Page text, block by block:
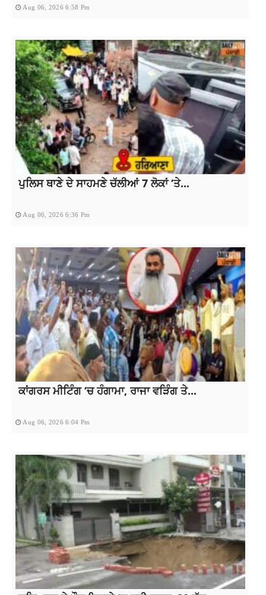
Aug 06, 2026 6:58 Pm
ਪੁਲਿਸ ਥਾਣੇ ਦੇ ਸਾਹਮਣੇ ਚੱਲੀਆਂ 7 ਲੋਕਾਂ ‘ਤੇ...
Aug 06, 2026 6:36 Pm
ਕਾਂਗਰਸ ਮੀਟਿੰਗ ‘ਚ ਹੰਗਾਮਾ, ਰਾਜਾ ਵੜਿੰਗ ਤੇ...
Aug 06, 2026 6:04 Pm